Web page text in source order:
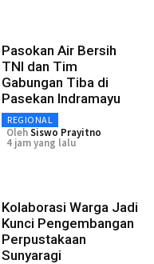
Pasokan Air Bersih
TNI dan Tim
Gabungan Tiba di
Pasekan Indramayu
REGIONAL
OlehSiswo Prayitno
4 jam yang lalu
Kolaborasi Warga Jadi
Kunci Pengembangan
Perpustakaan
Sunyaragi